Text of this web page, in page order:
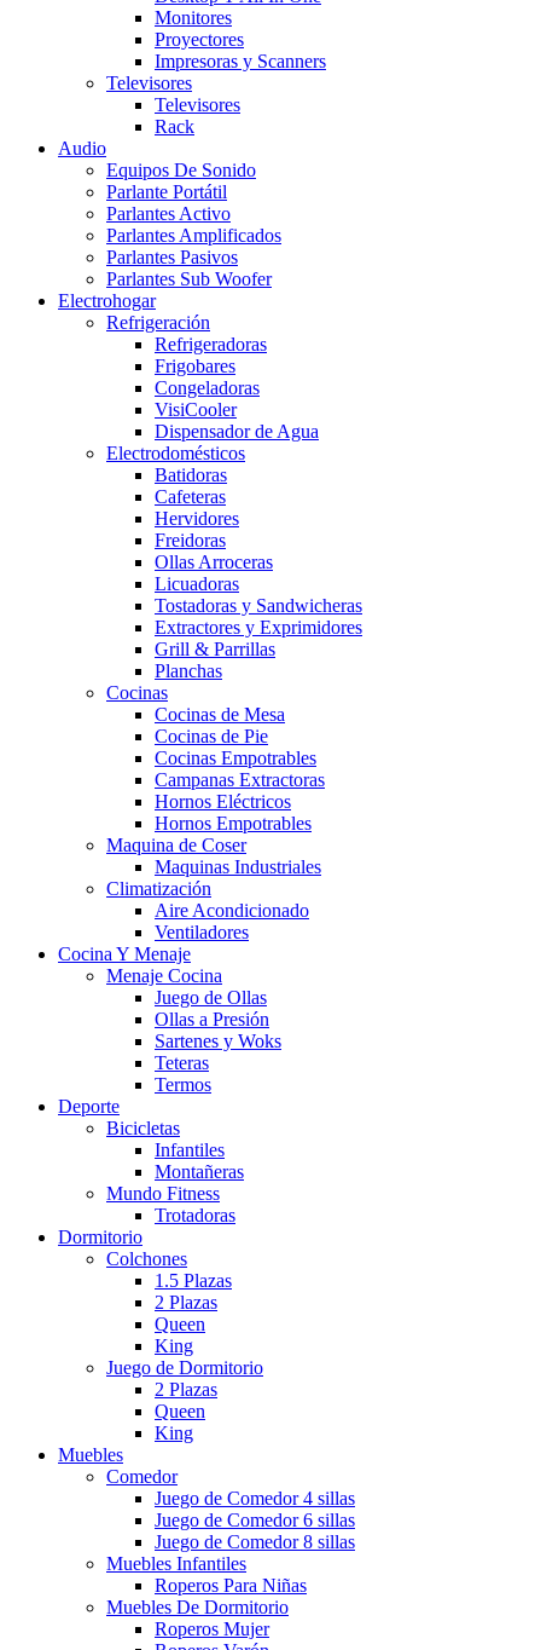
Monitores
Proyectores
Impresoras y Scanners
Televisores
Televisores
Rack
Audio
Equipos De Sonido
Parlante Portátil
Parlantes Activo
Parlantes Amplificados
Parlantes Pasivos
Parlantes Sub Woofer
Electrohogar
Refrigeración
Refrigeradoras
Frigobares
Congeladoras
VisiCooler
Dispensador de Agua
Electrodomésticos
Batidoras
Cafeteras
Hervidores
Freidoras
Ollas Arroceras
Licuadoras
Tostadoras y Sandwicheras
Extractores y Exprimidores
Grill & Parrillas
Planchas
Cocinas
Cocinas de Mesa
Cocinas de Pie
Cocinas Empotrables
Campanas Extractoras
Hornos Eléctricos
Hornos Empotrables
Maquina de Coser
Maquinas Industriales
Climatización
Aire Acondicionado
Ventiladores
Cocina Y Menaje
Menaje Cocina
Juego de Ollas
Ollas a Presión
Sartenes y Woks
Teteras
Termos
Deporte
Bicicletas
Infantiles
Montañeras
Mundo Fitness
Trotadoras
Dormitorio
Colchones
1.5 Plazas
2 Plazas
Queen
King
Juego de Dormitorio
2 Plazas
Queen
King
Muebles
Comedor
Juego de Comedor 4 sillas
Juego de Comedor 6 sillas
Juego de Comedor 8 sillas
Muebles Infantiles
Roperos Para Niñas
Muebles De Dormitorio
Roperos Mujer